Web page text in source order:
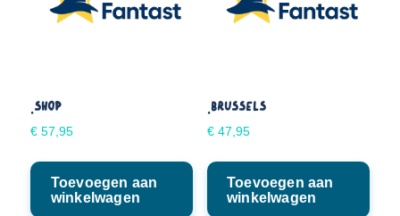
.SHOP
€ 57,95
Toevoegen aan
winkelwagen
.BRUSSELS
€47,95
Toevoegen aan
winkelwagen